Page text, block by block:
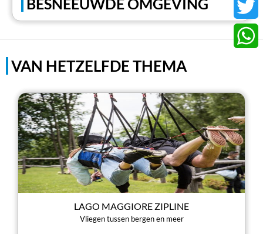
BESNEEUWDE OMGEVING
Twitter
VAN HETZELFDE THEMA
LAGO MAGGIORE ZIPLINE
Vliegen tussen bergen en meer